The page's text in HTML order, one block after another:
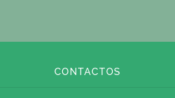
CONTACTOS